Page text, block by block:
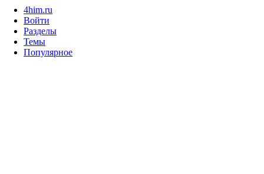
4him.ru
Войти
Разделы
Темы
Популярное